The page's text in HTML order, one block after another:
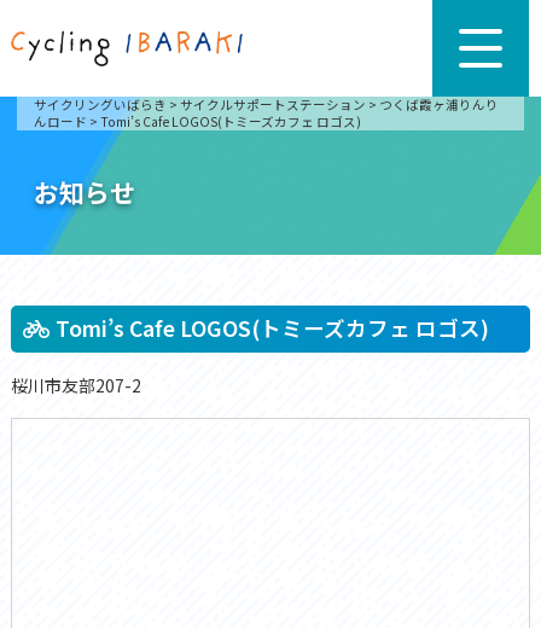
サイクリングいばらき > サイクルサポートステーション > つくば霞ヶ浦りんり
んロード > Tomi’s Cafe LOGOS(トミーズカフェ ロゴス)
お知らせ
Tomi’s Cafe LOGOS(トミーズカフェ ロゴス)
桜川市友部207-2